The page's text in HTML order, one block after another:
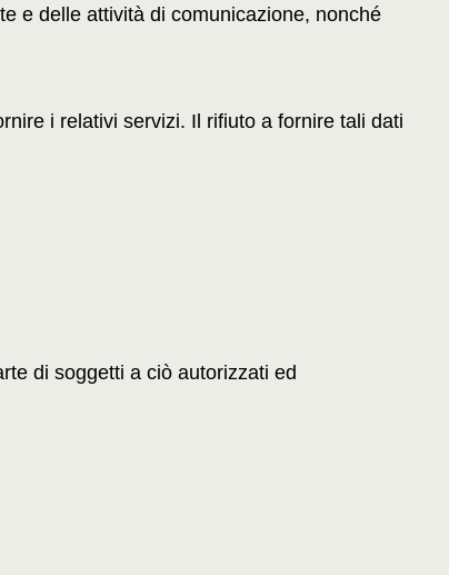
e delle attività di comunicazione, nonché
i relativi servizi. Il rifiuto a fornire tali dati
di soggetti a ciò autorizzati ed